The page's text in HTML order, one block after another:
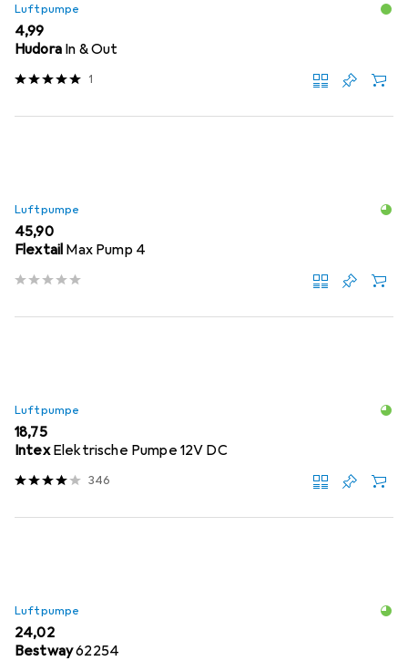
Luftpumpe
EUR
4,99
Hudora In & Out
1
Luftpumpe
EUR
45,90
Flextail Max Pump 4
Luftpumpe
EUR
18,75
Intex Elektrische Pumpe 12V DC
346
Luftpumpe
EUR
24,02
Bestway62254